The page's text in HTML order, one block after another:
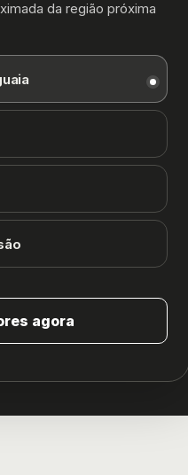
da região próxima
agora